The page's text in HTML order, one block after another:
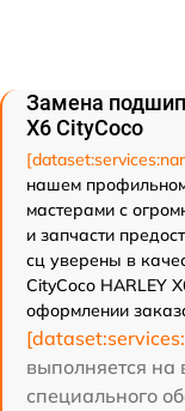
Замена
X6 CityCoco
нашем
мастерами с
и запчасти
сц уверены в
CityCoco HARLEY
оформлении
выполняется на
специального